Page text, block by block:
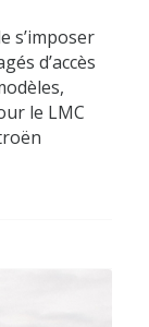
s’imposer
d’accès
le LMC